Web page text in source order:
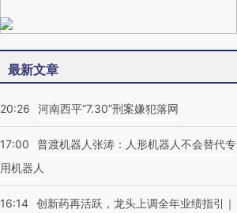
最新文章
20:26 河南西平“7.30”刑案嫌犯落网
17:00
普渡机器人张涛：人形机器人不会替代专
用机器人
16:14 创新药再活跃，龙头上调全年业绩指引｜